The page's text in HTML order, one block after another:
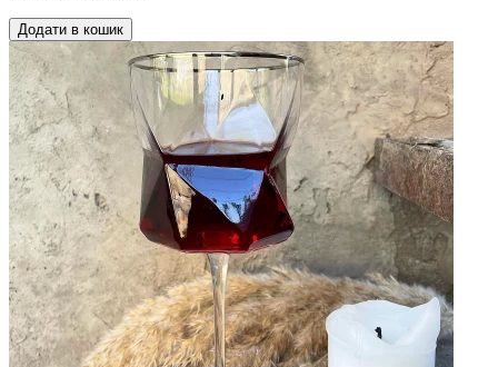
Додати в кошик